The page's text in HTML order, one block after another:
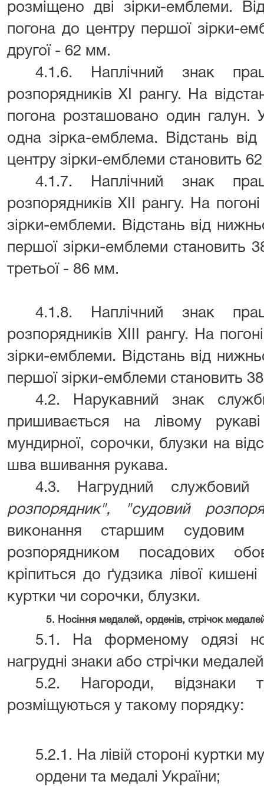
розміщено дві зірки-емблеми.
погона до центру першої зірки-
другої - 62 мм.
4.1.6. Наплічний знак
розпорядників XI рангу. На
погона розташовано один галун.
одна зірка-емблема. Відстань
центру зірки-емблеми становить
4.1.7. Наплічний знак
розпорядників XII рангу. На
зірки-емблеми. Відстань від
першої зірки-емблеми становить
третьої - 86 мм.
4.1.8. Наплічний знак
розпорядників XIII рангу. На
зірки-емблеми. Відстань від
першої зірки-емблеми становить
4.2. Нарукавний знак
пришивається на лівому
мундирної, сорочки, блузки на
шва вшивання рукава.
4.3. Нагрудний
розпорядник", "судовий
виконання старшим судовим
розпорядником посадових
кріпиться до ґудзика лівої
куртки чи сорочки, блузки.
5. Носіння медалей, орденів, стрічок
5.1. На форменому одязі
нагрудні знаки або стрічки
5.2. Нагороди, відзнаки
розміщуються у такому порядку:
5.2.1. На лівій стороні куртки
ордени та медалі України;